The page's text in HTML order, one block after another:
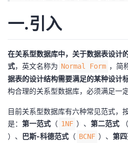
我
的
客
我
论
的
我
一.引入
在关系型数据库中，关于数据表设计
式，英文名称为 Normal Form ，简
据表的设计结构需要满足的某种设计
构合理的关系型数据库，必须满足一定
目前关系型数据库有六种常见范式，
是： 第一范式 （ 1NF ）、 第二范式 （
）、 巴斯-科德范式 （ BCNF ）、 第